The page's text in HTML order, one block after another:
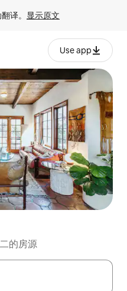
译。 显示原文
Use app
的房源
查看，或通过点击或滑动手势